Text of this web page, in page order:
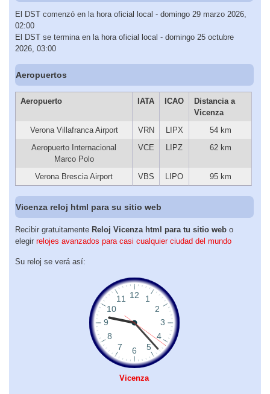
El DST comenzó en la hora oficial local - domingo 29 marzo 2026,
02:00
El DST se termina en la hora oficial local - domingo 25 octubre
2026, 03:00
Aeropuertos
Aeropuerto IATA ICAO
Distancia a
Vicenza
Verona Villafranca Airport
VRN LIPX
54 km
Aeropuerto Internacional
Marco Polo
VCE LIPZ 62 km
Verona Brescia Airport VBS LIPO 95 km
Vicenza reloj html para su sitio web
Recibir gratuitamente Reloj Vicenza html para tu sitio web o
elegir relojes avanzados para casi cualquier ciudad del mundo
Su reloj se verá así:
Vicenza